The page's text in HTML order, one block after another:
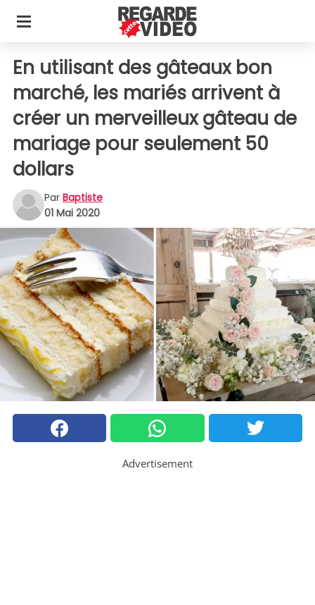
En utilisant des gâteaux bon
marché, les mariés arrivent à
créer un merveilleux gâteau de
mariage pour seulement 50
dollars
Par Baptiste
01 Mai 2020
Advertisement